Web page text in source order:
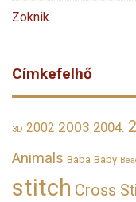
Zoknik
Címkefelhő
3D 2002 2003 2004.
Animals Baba Baby
stitch Cross